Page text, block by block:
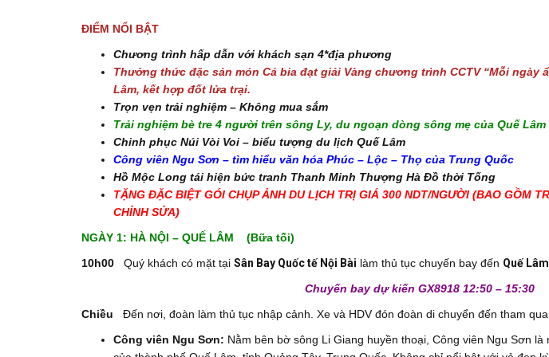
ĐIỂM NỔI BẬT
Chương trình hấp dẫn với khách sạn 4*địa phương
Thưởng thức đặc sản món Cá bia đạt giải Vàng chương trình CCTV “Mỗi ngày
Lâm, kết hợp đốt lửa trại.
Trọn vẹn trải nghiệm – Không mua sắm
Trải nghiệm bè tre 4 người trên sông Ly, du ngoạn dòng sông mẹ của Quế Lâm
Chinh phục Núi Vòi Voi – biểu tượng du lịch Quế Lâm
Công viên Ngu Sơn – tìm hiểu văn hóa Phúc – Lộc – Thọ của Trung Quốc
Hồ Mộc Long tái hiện bức tranh Thanh Minh Thượng Hà Đồ thời Tống
TẶNG ĐẶC BIỆT GÓI CHỤP ẢNH DU LỊCH TRỊ GIÁ 300 NDT/NGƯỜI (BAO GỒM
CHỈNH SỬA)
NGÀY 1: HÀ NỘI – QUẾ LÂM (Bữa tối)
10h00
Quý khách có mặt tại Sân Bay Quốc tế Nội Bài làm thủ tục chuyến bay đến Quế
Chuyến bay dự kiến GX8918 12:50 – 15:30
Chiều Đến nơi, đoàn làm thủ tục nhập cảnh. Xe và HDV đón đoàn di chuyển đến tham
Công viên Ngu Sơn: Nằm bên bờ sông Li Giang huyền thoại, Công viên Ngu Sơn